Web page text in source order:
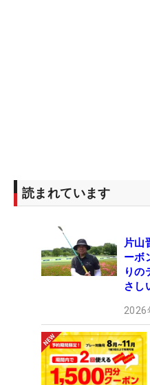
ONE SELECT」をはじ
入っている。レギュラ
離れているが、栃木でも
小高拓）
読まれています
片山
ーボ
りの
さし
2026